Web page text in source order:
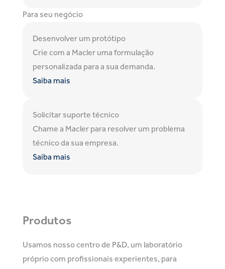
Para seu negócio
Desenvolver um protótipo
Crie com a Macler uma formulação
personalizada para a sua demanda.
Saiba mais
Solicitar suporte técnico
Chame a Macler para resolver um problema
técnico da sua empresa.
Saiba mais
Produtos
Usamos nosso centro de P&D, um laboratório
próprio com profissionais experientes, para